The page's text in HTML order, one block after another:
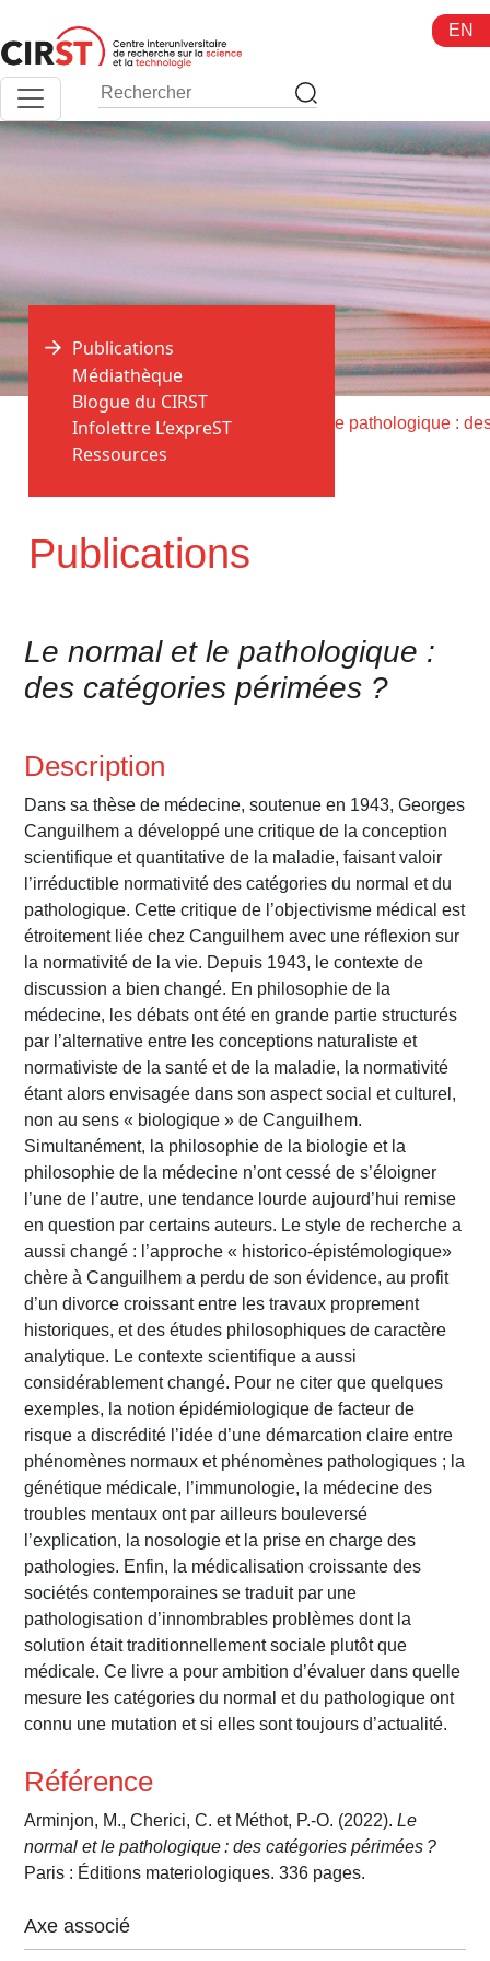
au
contenu
EN
Accueil > Publications >
Publications
Publications
Médiathèque
Blogue du CIRST
Infolettre L’expreST
Ressources
Le normal et le pathologique :
des catégories périmées ?
Description
Dans sa thèse de médecine, soutenue en 1943, Georges
Canguilhem a développé une critique de la conception
scientifique et quantitative de la maladie, faisant valoir
l’irréductible normativité des catégories du normal et du
pathologique. Cette critique de l’objectivisme médical est
étroitement liée chez Canguilhem avec une réflexion sur
la normativité de la vie. Depuis 1943, le contexte de
discussion a bien changé. En philosophie de la
médecine, les débats ont été en grande partie structurés
par l’alternative entre les conceptions naturaliste et
normativiste de la santé et de la maladie, la normativité
étant alors envisagée dans son aspect social et culturel,
non au sens « biologique » de Canguilhem.
Simultanément, la philosophie de la biologie et la
philosophie de la médecine n’ont cessé de s’éloigner
l’une de l’autre, une tendance lourde aujourd’hui remise
en question par certains auteurs. Le style de recherche a
aussi changé : l’approche « historico-épistémologique»
chère à Canguilhem a perdu de son évidence, au profit
d’un divorce croissant entre les travaux proprement
historiques, et des études philosophiques de caractère
analytique. Le contexte scientifique a aussi
considérablement changé. Pour ne citer que quelques
exemples, la notion épidémiologique de facteur de
risque a discrédité l’idée d’une démarcation claire entre
phénomènes normaux et phénomènes pathologiques ; la
génétique médicale, l’immunologie, la médecine des
troubles mentaux ont par ailleurs bouleversé
l’explication, la nosologie et la prise en charge des
pathologies. Enfin, la médicalisation croissante des
sociétés contemporaines se traduit par une
pathologisation d’innombrables problèmes dont la
solution était traditionnellement sociale plutôt que
médicale. Ce livre a pour ambition d’évaluer dans quelle
mesure les catégories du normal et du pathologique ont
connu une mutation et si elles sont toujours d’actualité.
Référence
Arminjon, M., Cherici, C. et Méthot, P.-O. (2022).Le
normal et le pathologique : des catégories périmées ?
Paris : Éditions materiologiques. 336 pages.
Axe associé